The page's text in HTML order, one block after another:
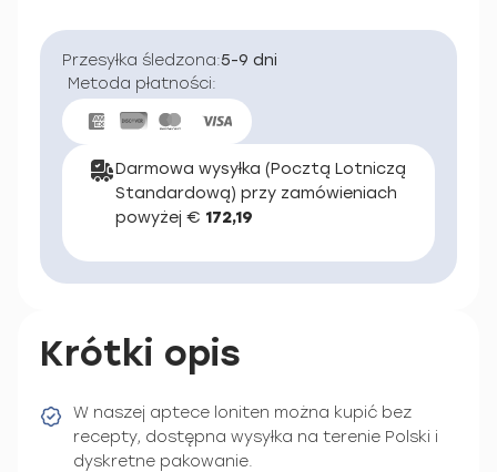
Przesyłka śledzona:5-9 dni
Metoda płatności:
Darmowa wysyłka (Pocztą Lotniczą
Standardową) przy zamówieniach
powyżej € 172,19
Krótki opis
W naszej aptece loniten można kupić bez
recepty, dostępna wysyłka na terenie Polski i
dyskretne pakowanie.